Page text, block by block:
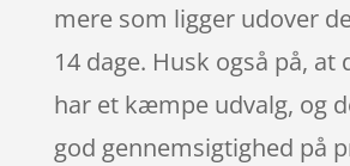
mere som ligger udover
14 dage. Husk også på, at
har et kæmpe udvalg, og
god gennemsigtighed på